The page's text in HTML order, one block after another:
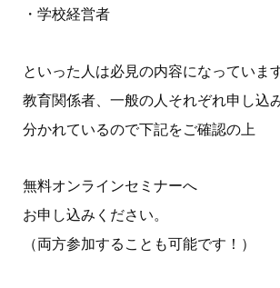
・学校経営者
といった人は必見の内容になっています
教育関係者、一般の人それぞれ申し込
分かれているので下記をご確認の上
無料オンラインセミナーへ
お申し込みください。
（両方参加することも可能です！）